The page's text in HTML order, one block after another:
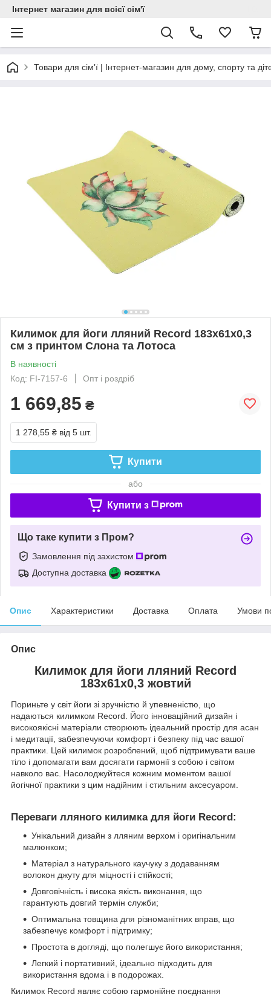
Інтернет магазин для всієї сім'ї
Товари для сім'ї | Інтернет-магазин для дому, спорту та
Килимок для йоги лляний Record 183x61x0,3
см з принтом Слона та Лотоса
В наявності
Код: FI-7157-6
Опт і роздріб
1 669,85 ₴
1 278,55 ₴ від 5 шт.
Купити
або
Купити з
Що таке купити з Пром?
Замовлення під захистом
Доступна доставка
Опис Характеристики Доставка Оплата Умови
Опис
Килимок для йоги лляний Record
183x61x0,3 жовтий
Пориньте у світ йоги зі зручністю й упевненістю, що
надаються килимком Record. Його інноваційний дизайн і
високоякісні матеріали створюють ідеальний простір для асан
і медитації, забезпечуючи комфорт і безпеку під час вашої
практики. Цей килимок розроблений, щоб підтримувати ваше
тіло і допомагати вам досягати гармонії з собою і світом
навколо вас. Насолоджуйтеся кожним моментом вашої
йогічної практики з цим надійним і стильним аксесуаром.
Переваги лляного килимка для йоги Record:
Унікальний дизайн з лляним верхом і оригінальним
малюнком;
Матеріал з натурального каучуку з додаванням
волокон джуту для міцності і стійкості;
Довговічність і висока якість виконання, що
гарантують довгий термін служби;
Оптимальна товщина для різноманітних вправ, що
забезпечує комфорт і підтримку;
Простота в догляді, що полегшує його використання;
Легкий і портативний, ідеально підходить для
використання вдома і в подорожах.
Килимок Record являє собою гармонійне поєднання